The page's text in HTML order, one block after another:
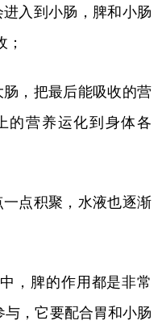
入到小肠，脾和小肠
，把最后能吸收的营
的营养运化到身体各
点积聚，水液也逐渐
，脾的作用都是非常
与，它要配合胃和小肠